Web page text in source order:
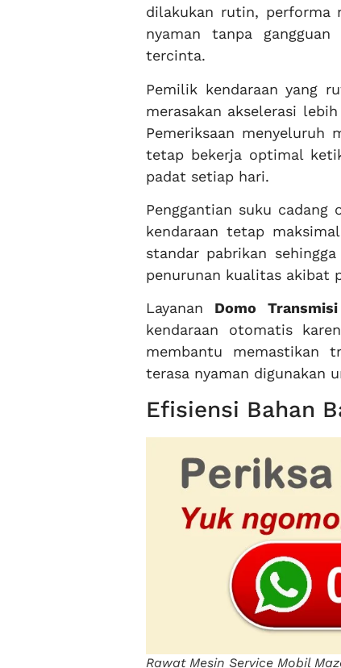
dilakukan rutin, performa
nyaman tanpa
tercinta.
Pemilik kendaraan yang
merasakan akselerasi
Pemeriksaan menyeluruh
tetap bekerja optimal
padat setiap hari.
Penggantian suku
kendaraan tetap
standar pabrikan
penurunan kualitas akibat
Layanan Domo
kendaraan otomatis
membantu memastikan
terasa nyaman digunakan
Efisiensi Bahan
Rawat Mesin Service Mobil